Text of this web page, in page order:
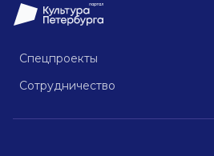
Спецпроекты
Сотрудничество